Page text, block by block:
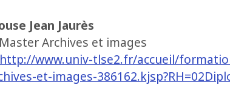
Jean Jaurès
Archives et images
http://www.univ-tlse2.fr/accueil/
et-images-